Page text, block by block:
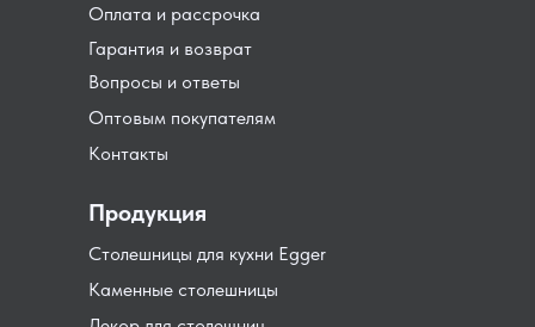
Гарантия и возврат
Оплата и рассрочка
Оптовым покупателям
Контакты
Вопросы и ответы
Каменные столешницы
Столешницы для кухни Egger
Продукция